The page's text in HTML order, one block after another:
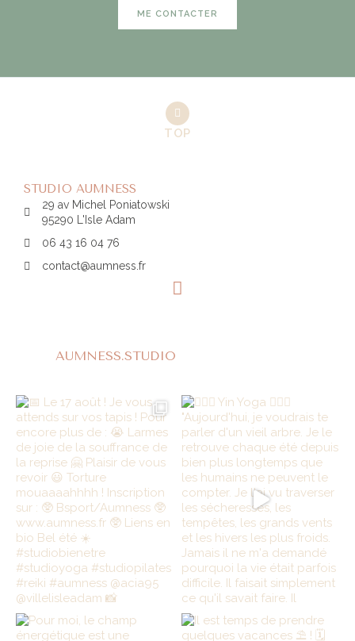
ME CONTACTER
STUDIO AUMNESS
29 av Michel Poniatowski
95290 L'Isle Adam
06 43 16 04 76
contact@aumness.fr
AUMNESS.STUDIO
TOP